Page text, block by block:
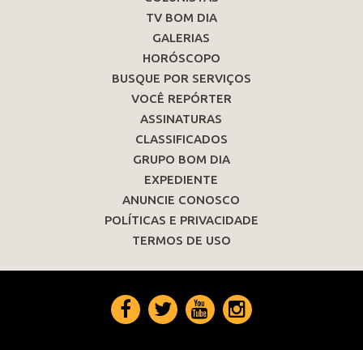
TV BOM DIA
GALERIAS
HORÓSCOPO
BUSQUE POR SERVIÇOS
VOCÊ REPÓRTER
ASSINATURAS
CLASSIFICADOS
GRUPO BOM DIA
EXPEDIENTE
ANUNCIE CONOSCO
POLÍTICAS E PRIVACIDADE
TERMOS DE USO